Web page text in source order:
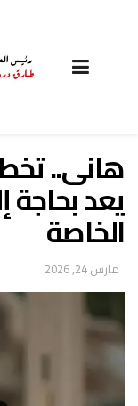
هانى..
يعد بحاجة
الخاصة
مارس 24, 2026